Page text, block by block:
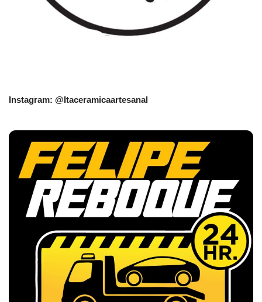
Instagram: @Itaceramicaartesanal